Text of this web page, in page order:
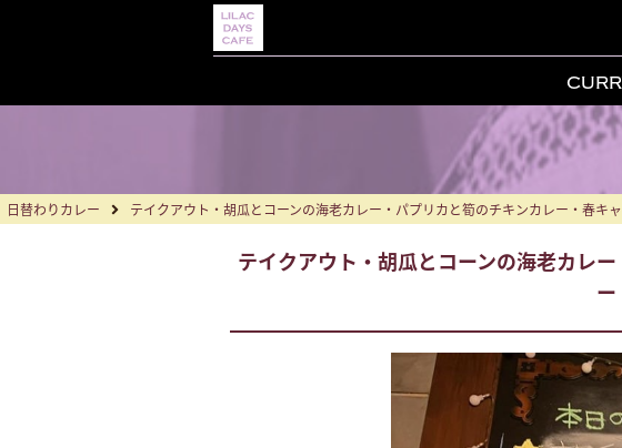
日替わりカレー テイクアウト・胡瓜とコーンの海老カレー・パプリカと筍のチキンカレー・春
テイクアウト・胡瓜とコーンの海老カレ